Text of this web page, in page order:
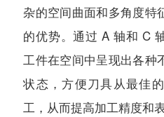
杂的空间曲面和多角度特
的优势。通过 A 轴和 C
工件在空间中呈现出各种
状态，方便刀具从最佳
工，从而提高加工精度和